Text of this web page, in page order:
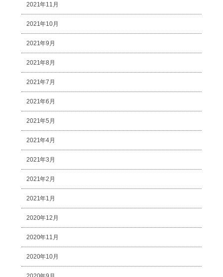
2021年11月
2021年10月
2021年9月
2021年8月
2021年7月
2021年6月
2021年5月
2021年4月
2021年3月
2021年2月
2021年1月
2020年12月
2020年11月
2020年10月